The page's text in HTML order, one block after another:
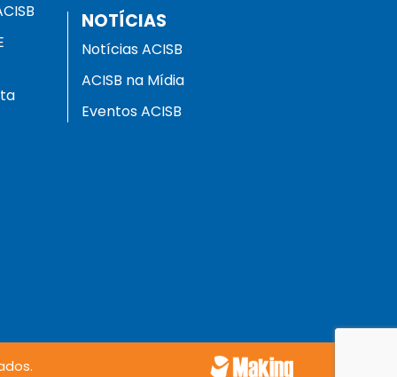
NOTÍCIAS
Notícias ACISB
ACISB na Mídia
Eventos ACISB